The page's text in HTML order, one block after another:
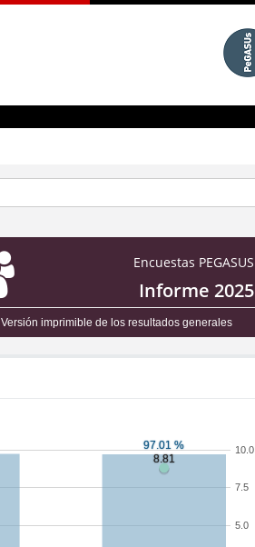
Encuestas PEGASUS
Informe 2025
Versión imprimible de los resultados generales
5.0
7.5
10.0